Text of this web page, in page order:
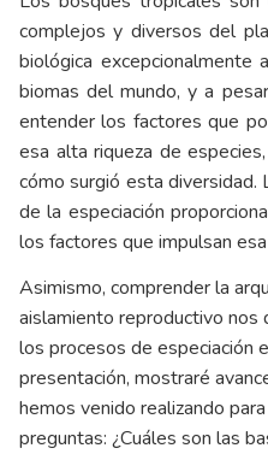
complejos y diversos del
biológica excepcionalmente
biomas del mundo, y a
entender los factores que
esa alta riqueza de
cómo surgió esta
de la especiación
los factores que impulsan
Asimismo, comprender la
aislamiento reproductivo nos
los procesos de especiación
presentación, mostraré
hemos venido realizando
preguntas: ¿Cuáles son las